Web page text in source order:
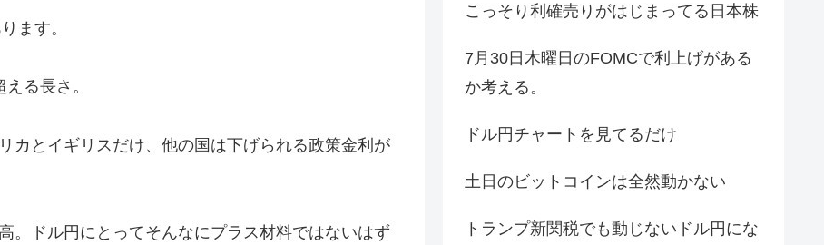
ます。
る長さ。
カとイギリスだけ、他の国は下げられる政策金利が
。ドル円にとってそんなにプラス材料ではないはず
こっそり利確売りがはじまってる日本株
7月30日木曜日のFOMCで利上げがある
か考える。
ドル円チャートを見てるだけ
土日のビットコインは全然動かない
トランプ新関税でも動じないドル円にな